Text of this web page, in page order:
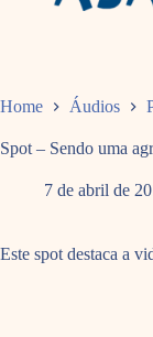
Home Áudios
Spot – Sendo uma
7 de abril de
Este spot destaca a